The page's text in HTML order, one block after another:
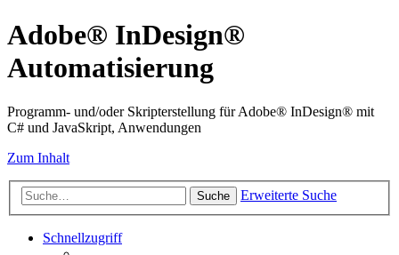
Adobe® InDesign®
Automatisierung
Programm- und/oder Skripterstellung für Adobe® InDesign® mit
C# und JavaSkript, Anwendungen
Zum Inhalt
Suche Erweiterte Suche
Schnellzugriff